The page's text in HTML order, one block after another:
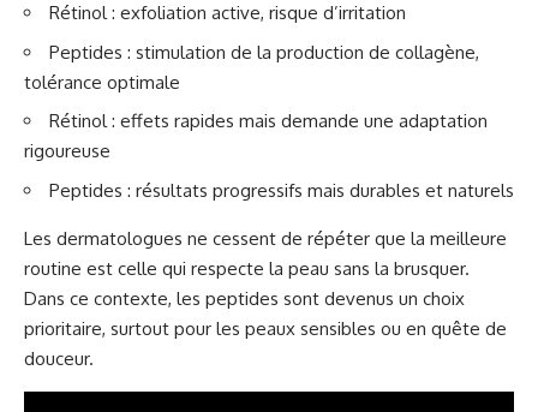
Rétinol : exfoliation active, risque d’irritation
Peptides : stimulation de la production de collagène,
tolérance optimale
Rétinol : effets rapides mais demande une adaptation
rigoureuse
Peptides : résultats progressifs mais durables et naturels
Les dermatologues ne cessent de répéter que la meilleure
routine est celle qui respecte la peau sans la brusquer.
Dans ce contexte, les peptides sont devenus un choix
prioritaire, surtout pour les peaux sensibles ou en quête de
douceur.